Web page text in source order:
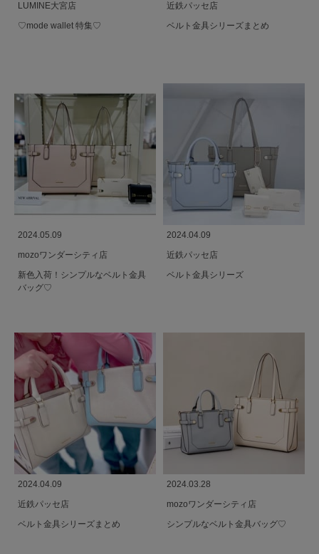
LUMINE大宮店
♡mode wallet 特集♡
近鉄パッセ店
ベルト金具シリーズまとめ
2024.05.09
mozoワンダーシティ店
新色入荷！シンプルなベルト金具
バッグ♡
2024.04.09
近鉄パッセ店
ベルト金具シリーズ
2024.04.09
近鉄パッセ店
ベルト金具シリーズまとめ
2024.03.28
mozoワンダーシティ店
シンプルなベルト金具バッグ♡